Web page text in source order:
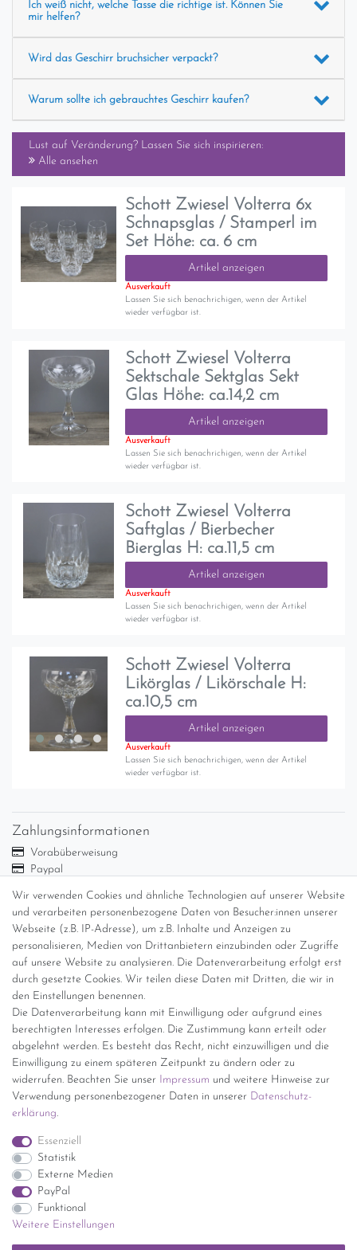
Ich weiß nicht, welche Tasse die richtige ist. Können Sie
mir helfen?
Wird das Geschirr bruchsicher verpackt?
Warum sollte ich gebrauchtes Geschirr kaufen?
Lust auf Veränderung? Lassen Sie sich inspirieren:
Alle ansehen
Schott Zwiesel Volterra 6x
Schnapsglas / Stamperl im
Set Höhe: ca. 6 cm
Artikel anzeigen
Ausverkauft
Lassen Sie sich benachrichigen, wenn der Artikel
wieder verfügbar ist.
Schott Zwiesel Volterra
Sektschale Sektglas Sekt
Glas Höhe: ca.14,2 cm
Artikel anzeigen
Ausverkauft
Lassen Sie sich benachrichigen, wenn der Artikel
wieder verfügbar ist.
Schott Zwiesel Volterra
Saftglas / Bierbecher
Bierglas H: ca.11,5 cm
Artikel anzeigen
Ausverkauft
Lassen Sie sich benachrichigen, wenn der Artikel
wieder verfügbar ist.
Schott Zwiesel Volterra
Likörglas / Likörschale H:
ca.10,5 cm
Artikel anzeigen
Ausverkauft
Lassen Sie sich benachrichigen, wenn der Artikel
wieder verfügbar ist.
Wir verwenden Cookies und ähnliche Technologien auf unserer Website
und verarbeiten personenbezogene Daten von Besucher:innen unserer
Webseite (z.B. IP-Adresse), um z.B. Inhalte und Anzeigen zu
personalisieren, Medien von Drittanbietern einzubinden oder Zugriffe
auf unsere Website zu analysieren. Die Datenverarbeitung erfolgt erst
durch gesetzte Cookies. Wir teilen diese Daten mit Dritten, die wir in
den Einstellungen benennen.
Die Datenverarbeitung kann mit Einwilligung oder aufgrund eines
berechtigten Interesses erfolgen. Die Zustimmung kann erteilt oder
abgelehnt werden. Es besteht das Recht, nicht einzuwilligen und die
Einwilligung zu einem späteren Zeitpunkt zu ändern oder zu
widerrufen. Beachten Sie unser Impressum und weitere Hinweise zur
Verwendung personenbezogener Daten in unserer Daten­schutz­
erklärung.
Essenziell
Statistik
Externe Medien
PayPal
Funktional
Weitere Einstellungen
Zahlungsinformationen
Vorabüberweisung
Paypal
Versandinformationen
Versand per GLS (6,90 Euro) oder DHL (8,49 Euro ) inkl. MwSt.
(innerhalb Deutschlands)
kostenfreie Lieferung ab 150 Euro Warenwert (innerhalb
Deutschlands)
Übersicht Internationale Versandkosten
Wir kaufen an
Sie haben zuviel Porzellan im Schrank? Gerne kaufen wir dieses an.
Einfach unverbindliches Angebot anfordern.
*Endpreis inkl. MwSt. (Dieser Artikel unterliegt gem. § 25a
UStG der Differenzbesteuerung, ein Ausweis der
Mehrwertsteuer auf der Rechnung erfolgt nicht.)
Impressum Daten­schutz­erklärung